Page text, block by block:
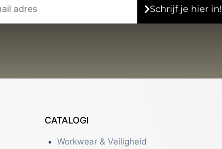
Schrijf je hier in!
CATALOGI
Workwear & Veiligheid